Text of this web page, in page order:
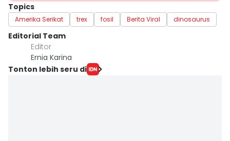
Topics
Amerika Serikat trex fosil Berita Viral dinosaurus
Editorial Team
Editor
Ernia Karina
Tonton lebih seru di